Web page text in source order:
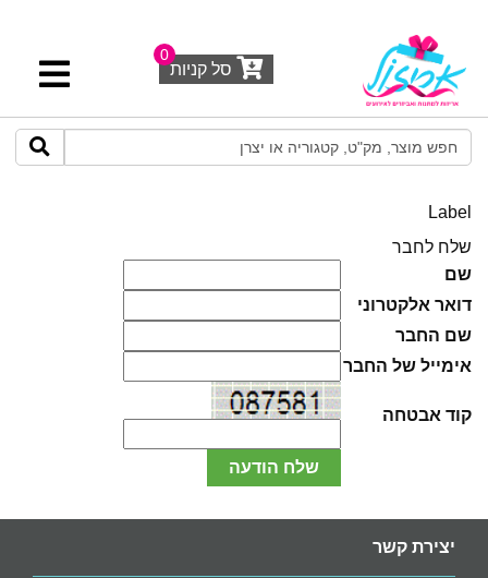
סל קניות
0
Label
שלח לחבר
שם
דואר אלקטרוני
שם החבר
אימייל של החבר
קוד אבטחה
יצירת קשר